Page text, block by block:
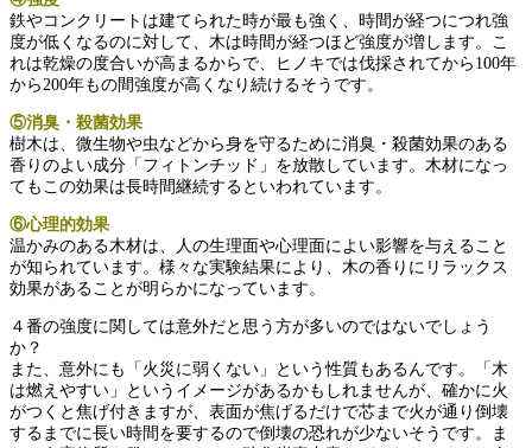
鉄やコンクリートは建てられた時が最も強く、時間が経つにつれ強
度が低くなるのに対して、木は時間が経つほど強度が増します。こ
れは乾燥の度合いが高まるからで、ヒノキでは伐採されてから100年
から200年もの間強度が高くなり続けるそうです。
⑤消臭・殺菌効果
樹木は、微生物や虫などから身を守るために消臭・殺菌効果のある
香りのよい成分「フィトンチッド」を放散しています。木材になっ
てもこの効果は長時間継続するといわれています。
⑥心理的効果
温かみのある木材は、人の生理面や心理面によい影響を与えること
が知られています。様々な実験結果により、木の香りにリラックス
効果があることが明らかになっています。
４番の強度に関しては意外だと思う方が多いのではないでしょう
か？
また、意外にも「火災に弱くない」という性質もあるんです。「木
は燃えやすい」というイメージがあるかもしれませんが、確かに火
がつくと焦げ付きますが、表面が焦げるだけで芯まで火が通り倒壊
するまでに長い時間を要するので倒壊の恐れが少ないそうです。ま